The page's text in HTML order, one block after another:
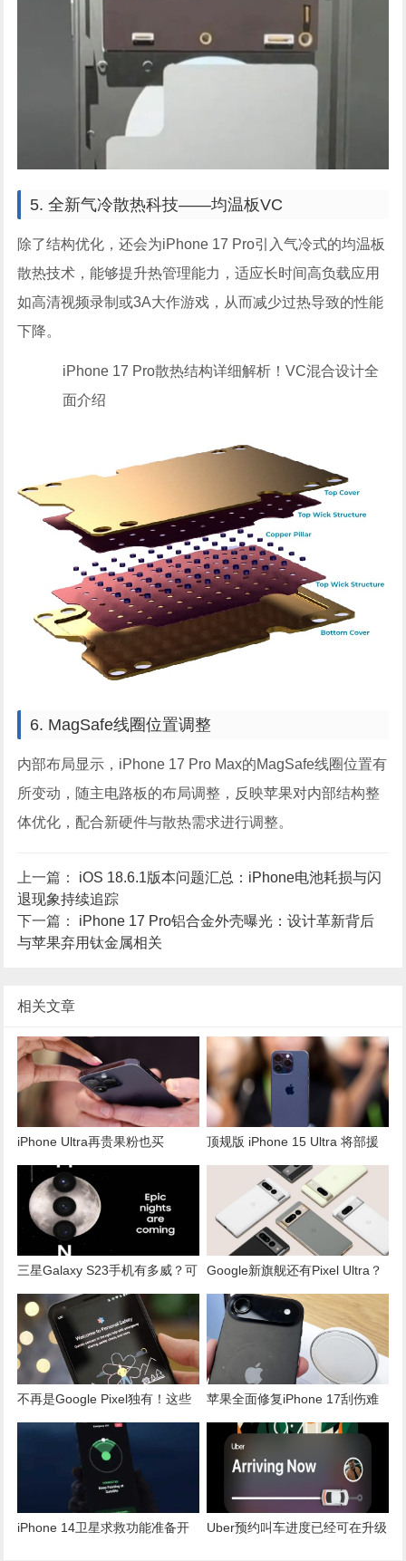
5. 全新气冷散热科技——均温板VC
除了结构优化，还会为iPhone 17 Pro引入气冷式的均温板
散热技术，能够提升热管理能力，适应长时间高负载应用
如高清视频录制或3A大作游戏，从而减少过热导致的性能
下降。
iPhone 17 Pro散热结构详细解析！VC混合设计全
面介绍
6. MagSafe线圈位置调整
内部布局显示，iPhone 17 Pro Max的MagSafe线圈位置有
所变动，随主电路板的布局调整，反映苹果对内部结构整
体优化，配合新硬件与散热需求进行调整。
上一篇： iOS 18.6.1版本问题汇总：iPhone电池耗损与闪
退现象持续追踪
下一篇： iPhone 17 Pro铝合金外壳曝光：设计革新背后
与苹果弃用钛金属相关
相关文章
iPhone Ultra再贵果粉也买
单？！调查结果打脸库克
顶规版 iPhone 15 Ultra 将部援
Apple Pencil？外媒曝 4大「有
感」升级
三星Galaxy S23手机有多威？可
以拍摄清晰月面影像！
Google新旗舰还有Pixel Ultra？
爆料：采1吋感光元件
不再是Google Pixel独有！这些
安卓手机也将支援“个人安全”
苹果全面修复iPhone 17刮伤难
题，镜头边缘掉漆为正常现象
iPhone 14卫星求救功能准备开
Uber预约叫车进度已经可在升级